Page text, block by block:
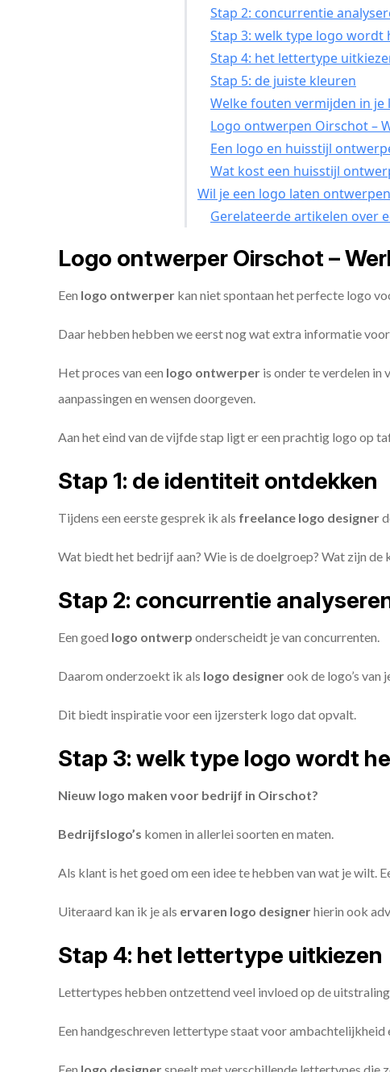
Stap 2: concurrentie
Stap 3: welk type logo wordt
Stap 4: het lettertype
Stap 5: de juiste kleuren
Welke fouten vermijden in je
Logo ontwerpen Oirschot –
Een logo en huisstijl
Wat kost een huisstijl
Wil je een logo laten
Gerelateerde artikelen over
Logo ontwerper Oirschot –
Een logo ontwerper kan niet spontaan het perfecte logo
Daar hebben hebben we eerst nog wat extra informatie
Het proces van een logo ontwerper is onder te verdelen in
aanpassingen en wensen doorgeven.
Aan het eind van de vijfde stap ligt er een prachtig logo op
Stap 1: de identiteit ontdekken
Tijdens een eerste gesprek ik als freelance logo designer
Wat biedt het bedrijf aan? Wie is de doelgroep? Wat zijn
Stap 2: concurrentie
Een goed logo ontwerp onderscheidt je van concurrenten.
Daarom onderzoekt ik als logo designerook de logo’s van
Dit biedt inspiratie voor een ijzersterk logo dat opvalt.
Stap 3: welk type logo wordt
Nieuw logo maken voor bedrijf in Oirschot?
Bedrijfslogo’s komen in allerlei soorten en maten.
Als klant is het goed om een idee te hebben van wat je
Uiteraard kan ik je als ervaren logo designerhierin ook
Stap 4: het lettertype uitkiezen
Lettertypes hebben ontzettend veel invloed op de uitstraling
Een handgeschreven lettertype staat voor